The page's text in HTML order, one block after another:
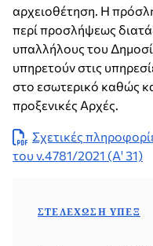
αρχειοθέτηση. Η
περί προσλήψεως
υπαλλήλους του
υπηρετούν στις
στο εσωτερικό καθώς
προξενικές Αρχές.
Σχετικές
του ν.4781/2021 (Α' 31)
ΣΤΕΛΈΧΩΣΗ ΥΠΕΞ